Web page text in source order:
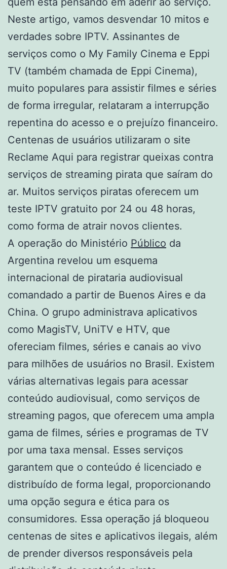
Neste artigo, vamos desvendar 10 mitos e
verdades sobre IPTV. Assinantes de
serviços como o My Family Cinema e Eppi
TV (também chamada de Eppi Cinema),
muito populares para assistir filmes e séries
de forma irregular, relataram a interrupção
repentina do acesso e o prejuízo financeiro.
Centenas de usuários utilizaram o site
Reclame Aqui para registrar queixas contra
serviços de streaming pirata que saíram do
ar. Muitos serviços piratas oferecem um
teste IPTV gratuito por 24 ou 48 horas,
como forma de atrair novos clientes.
A operação do Ministério Público da
Argentina revelou um esquema
internacional de pirataria audiovisual
comandado a partir de Buenos Aires e da
China. O grupo administrava aplicativos
como MagisTV, UniTV e HTV, que
ofereciam filmes, séries e canais ao vivo
para milhões de usuários no Brasil. Existem
várias alternativas legais para acessar
conteúdo audiovisual, como serviços de
streaming pagos, que oferecem uma ampla
gama de filmes, séries e programas de TV
por uma taxa mensal. Esses serviços
garantem que o conteúdo é licenciado e
distribuído de forma legal, proporcionando
uma opção segura e ética para os
consumidores. Essa operação já bloqueou
centenas de sites e aplicativos ilegais, além
de prender diversos responsáveis pela